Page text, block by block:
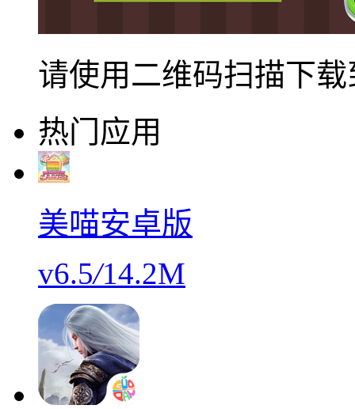
请使用二维码扫描下
热门应用
美喵安卓版
v6.5/14.2M